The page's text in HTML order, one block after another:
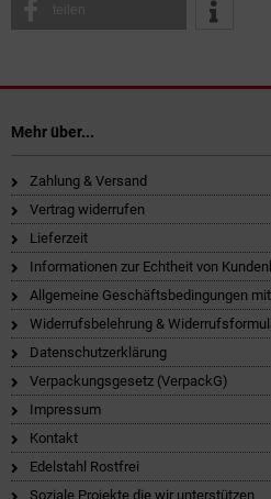
teilen
Mehr über...
Zahlung & Versand
Vertrag widerrufen
Lieferzeit
Informationen zur Echtheit von
Allgemeine Geschäftsbedingungen
Widerrufsbelehrung &
Datenschutzerklärung
Verpackungsgesetz (VerpackG)
Impressum
Kontakt
Edelstahl Rostfrei
Soziale Projekte die wir unterstützen